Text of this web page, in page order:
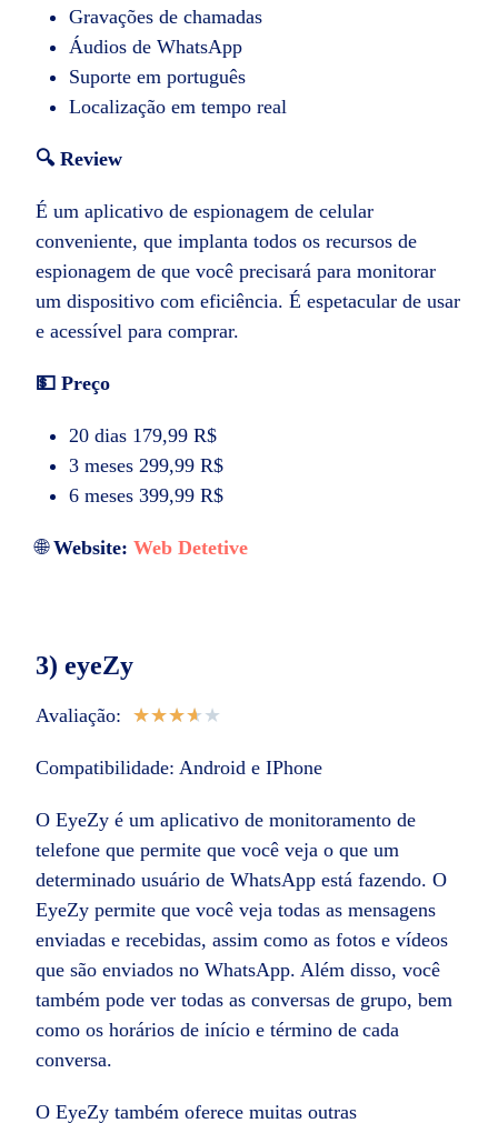
Gravações de chamadas
Áudios de WhatsApp
Suporte em português
Localização em tempo real
🔍 Review
É um aplicativo de espionagem de celular
conveniente, que implanta todos os recursos de
espionagem de que você precisará para monitorar
um dispositivo com eficiência. É espetacular de usar
e acessível para comprar.
💵 Preço
20 dias 179,99 R$
3 meses 299,99 R$
6 meses 399,99 R$
🌐Website:Web Detetive
3) eyeZy
Avaliação: ★★★★ ★
Compatibilidade: Android e IPhone
O EyeZy é um aplicativo de monitoramento de
telefone que permite que você veja o que um
determinado usuário de WhatsApp está fazendo. O
EyeZy permite que você veja todas as mensagens
enviadas e recebidas, assim como as fotos e vídeos
que são enviados no WhatsApp. Além disso, você
também pode ver todas as conversas de grupo, bem
como os horários de início e término de cada
conversa.
O EyeZy também oferece muitas outras